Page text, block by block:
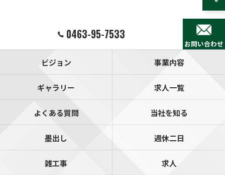
0463-95-7533
お問い合わせ
ビジョン 事業内容
ギャラリー 求人一覧
よくある質問 当社を知る
墨出し 週休二日
雑工事 求人